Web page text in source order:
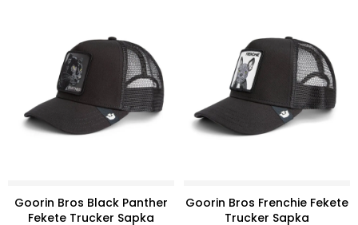
Goorin Bros Black Panther
Fekete Trucker Sapka
Goorin Bros Frenchie Fekete
Trucker Sapka